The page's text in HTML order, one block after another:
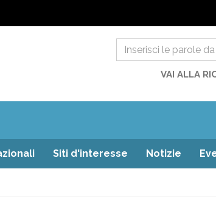
VAI ALLA
Siti d'interesse Notizie